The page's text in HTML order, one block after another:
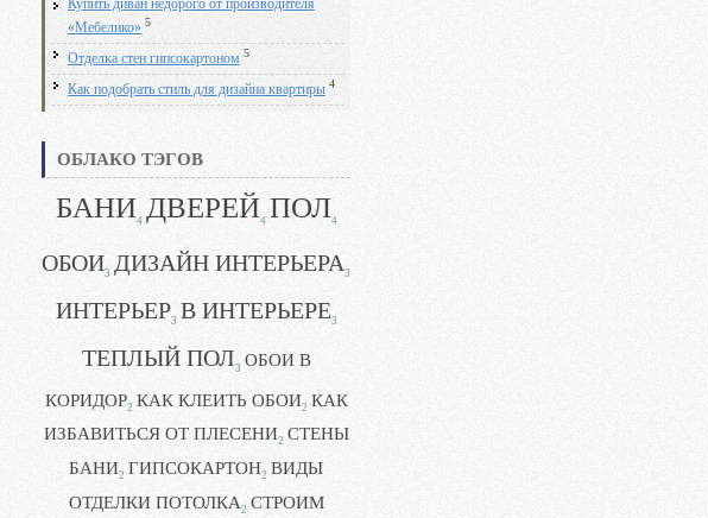
Купить диван недорого от производителя
«Мебелико» 5
Отделка стен гипсокартоном 5
Как подобрать стиль для дизайна квартиры 4
ОБЛАКО ТЭГОВ
БАНИ4 ДВЕРЕЙ4 ПОЛ4
ОБОИ3 ДИЗАЙН ИНТЕРЬЕРА3
ИНТЕРЬЕР3 В ИНТЕРЬЕРЕ3
ТЕПЛЫЙ ПОЛ3 ОБОИ В
КОРИДОР2 КАК КЛЕИТЬ ОБОИ2 КАК
ИЗБАВИТЬСЯ ОТ ПЛЕСЕНИ2 СТЕНЫ
БАНИ2 ГИПСОКАРТОН2 ВИДЫ
ОТДЕЛКИ ПОТОЛКА2 СТРОИМ